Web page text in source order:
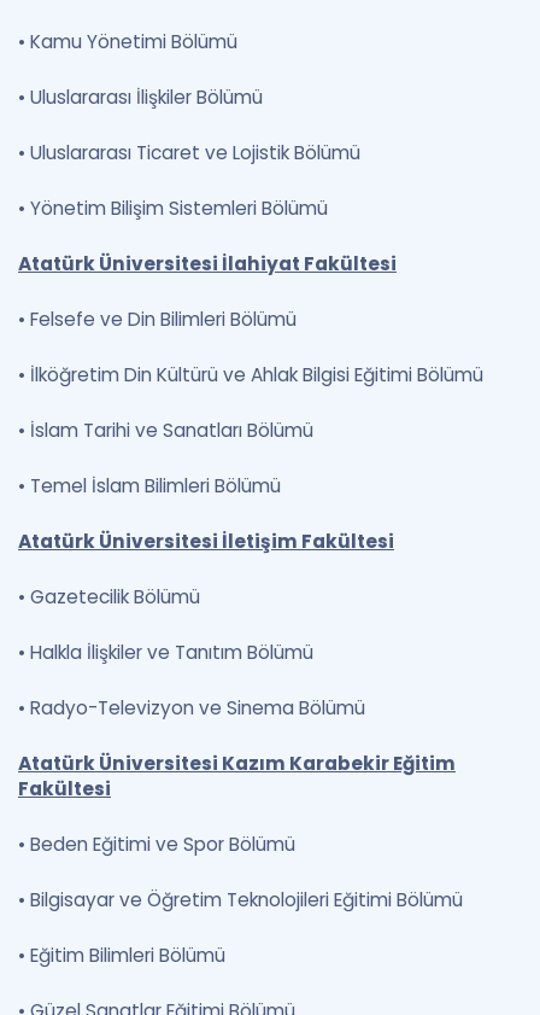
• Kamu Yönetimi Bölümü
• Uluslararası İlişkiler Bölümü
• Uluslararası Ticaret ve Lojistik Bölümü
• Yönetim Bilişim Sistemleri Bölümü
Atatürk Üniversitesi İlahiyat Fakültesi
• Felsefe ve Din Bilimleri Bölümü
• İlköğretim Din Kültürü ve Ahlak Bilgisi Eğitimi Bölümü
• İslam Tarihi ve Sanatları Bölümü
• Temel İslam Bilimleri Bölümü
Atatürk Üniversitesi İletişim Fakültesi
• Gazetecilik Bölümü
• Halkla İlişkiler ve Tanıtım Bölümü
• Radyo-Televizyon ve Sinema Bölümü
Atatürk Üniversitesi Kazım Karabekir Eğitim
Fakültesi
• Beden Eğitimi ve Spor Bölümü
• Bilgisayar ve Öğretim Teknolojileri Eğitimi Bölümü
• Eğitim Bilimleri Bölümü